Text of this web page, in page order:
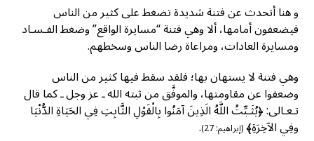
و هنا أتحدث عن فتنة شديدة تضغط على كثير من الناس
فيضعفون أمامها، ألا وهي فتنة “مسايرة الواقع” وضغط الفـسـاد
ومسايرة العادات، ومراعاة رضا الناس وسخطهم.
وهي فتنة لا يستهان بها؛ فلقد سقط فيها كثير من الناس
وضعفوا عن مقاومتها، والموفَّق من ثبته الله ـ عز وجل ـ كما قال
تـعـالى: ﴿يُثَـبِّتُ اللَّهُ الَذِينَ آمَنُوا بِالْقَوْلِ الثَّابِتِ فِي الحَيَاةِ الدُّنْيَا
وفِي الآخِرَةِ﴾(إبراهيم: 27)
.